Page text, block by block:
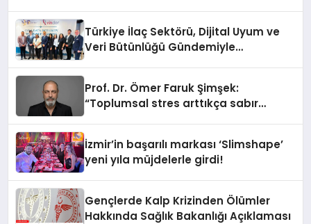
Türkiye İlaç Sektörü, Dijital Uyum ve
Veri Bütünlüğü Gündemiyle
Prof. Dr. Ömer Faruk Şimşek:
“Toplumsal stres arttıkça sabır
İzmir’in başarılı markası ‘Slimshape’
yeni yıla müjdelerle girdi!
Gençlerde Kalp Krizinden Ölümler
Hakkında Sağlık Bakanlığı Açıklaması